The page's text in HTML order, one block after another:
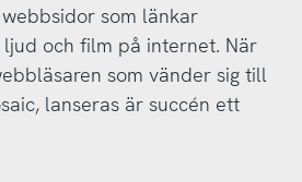
som länkar
och film på internet. När
som vänder sig till
lanseras är succén ett